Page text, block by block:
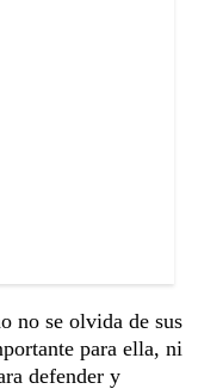
no se olvida de sus
para ella, ni
defender y